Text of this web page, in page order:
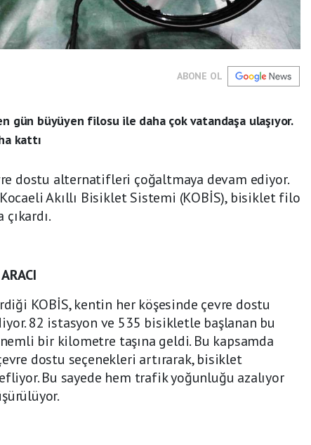
ABONE OL
gün büyüyen filosu ile daha çok vatandaşa ulaşıyor.
kattı
dostu alternatifleri çoğaltmaya devam ediyor.
Akıllı Bisiklet Sistemi (KOBİS), bisiklet filo
KOBİS, kentin her köşesinde çevre dostu
82 istasyon ve 535 bisikletle başlanan bu
bir kilometre taşına geldi. Bu kapsamda
dostu seçenekleri artırarak, bisiklet
Bu sayede hem trafik yoğunluğu azalıyor